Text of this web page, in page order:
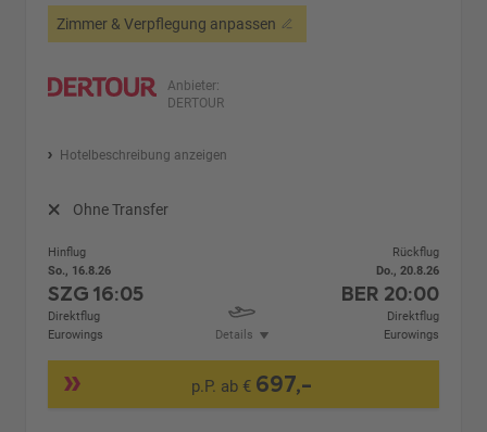
Zimmer & Verpflegung anpassen
Anbieter:
DERTOUR
Hotelbeschreibung anzeigen
Ohne Transfer
Hinflug
So., 16.8.26
SZG16:05
Direktflug
Eurowings
Details
Rückflug
Do., 20.8.26
BER 20:00
Direktflug
Eurowings
p.P. ab € 697,-